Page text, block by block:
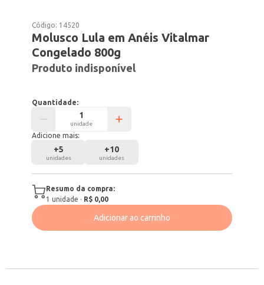
Código: 14520
Molusco Lula em Anéis Vitalmar
Congelado 800g
Produto indisponível
Quantidade:
unidade
Adicione mais:
+5
unidades
+10
unidades
Resumo da compra:
1 unidade · R$ 0,00
Adicionar ao carrinho